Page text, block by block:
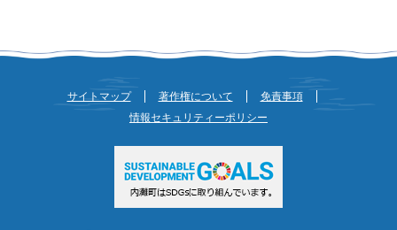
サイトマップ 著作権について
免責事項
情報セキュリティーポリシー